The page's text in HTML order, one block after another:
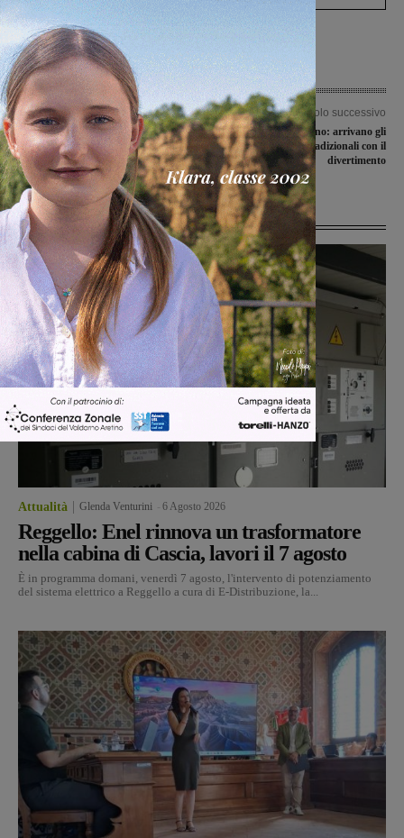
Articolo precedente
“Memorial Martinelli”, la finale sarà
Rignanese-Incisa
Articolo successivo
Festività del Perdono: arrivano gli
appuntamenti tradizionali con il
divertimento
Ultime Notizie
Attualità Glenda Venturini 6 Agosto 2026
Reggello: Enel rinnova un trasformatore
nella cabina di Cascia, lavori il 7 agosto
È in programma domani, venerdì 7 agosto, l'intervento di potenziamento
del sistema elettrico a Reggello a cura di E-Distribuzione, la...